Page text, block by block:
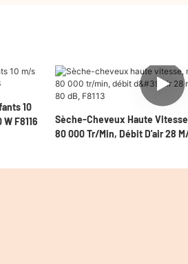
10
F8116
Sèche-Cheveux Haute
80 000 Tr/min, Débit D'air 28